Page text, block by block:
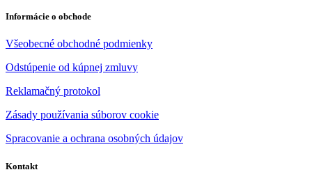
Informácie o obchode
Všeobecné obchodné podmienky
Odstúpenie od kúpnej zmluvy
Reklamačný protokol
Zásady používania súborov cookie
Spracovanie a ochrana osobných údajov
Kontakt